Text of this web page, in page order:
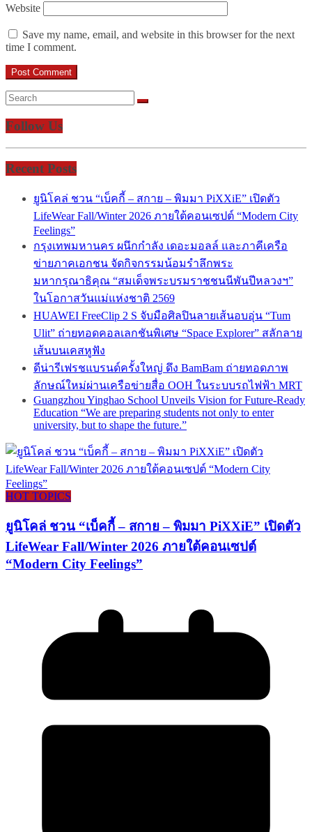
Website
Save my name, email, and website in this browser for the next
time I comment.
Follow Us
Recent Posts
ยูนิโคล่ ชวน “เบ็คกี้ – สกาย – พิมมา PiXXiE” เปิดตัว
LifeWear Fall/Winter 2026 ภายใต้คอนเซปต์ “Modern City
Feelings”
กรุงเทพมหานคร ผนึกกำลัง เดอะมอลล์ และภาคีเครือ
ข่ายภาคเอกชน จัดกิจกรรมน้อมรำลึกพระ
มหากรุณาธิคุณ “สมเด็จพระบรมราชชนนีพันปีหลวงฯ”
ในโอกาสวันแม่แห่งชาติ 2569
HUAWEI FreeClip 2 S จับมือศิลปินลายเส้นอบอุ่น “Tum
Ulit” ถ่ายทอดคอลเลกชันพิเศษ “Space Explorer” สลักลาย
เส้นบนเคสหูฟัง
ดีน่ารีเฟรชแบรนด์ครั้งใหญ่ ดึง BamBam ถ่ายทอดภาพ
ลักษณ์ใหม่ผ่านเครือข่ายสื่อ OOH ในระบบรถไฟฟ้า MRT
Guangzhou Yinghao School Unveils Vision for Future-Ready
Education “We are preparing students not only to enter
university, but to shape the future.”
HOT TOPICS
ยูนิโคล่ ชวน “เบ็คกี้ – สกาย – พิมมา PiXXiE” เปิดตัว
LifeWear Fall/Winter 2026 ภายใต้คอนเซปต์
“Modern City Feelings”